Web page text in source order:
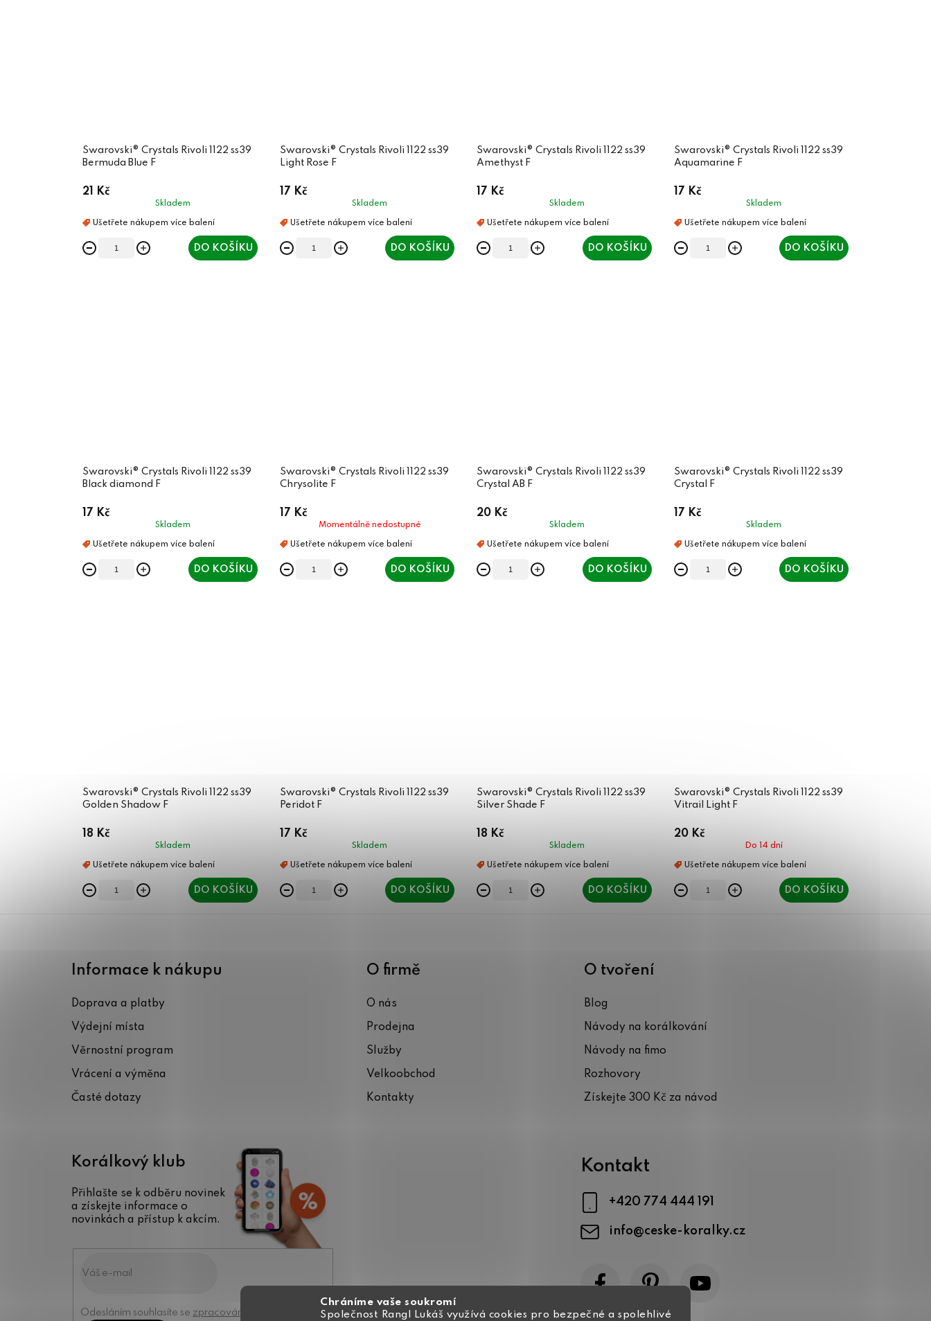
Chráníme vaše soukromí
Společnost Rangl Lukáš využívá cookies pro bezpečné a spolehlivé
Swarovski® Crystals Rivoli 1122 ss39
Bermuda Blue F
21 Kč
Skladem
DO KOŠÍKU
Swarovski® Crystals Rivoli 1122 ss39
Light Rose F
17 Kč
Skladem
DO KOŠÍKU
Swarovski® Crystals Rivoli 1122 ss39
Amethyst F
17 Kč
Skladem
DO KOŠÍKU
Swarovski® Crystals Rivoli 1122 ss39
Aquamarine F
17 Kč
Skladem
DO KOŠÍKU
Swarovski® Crystals Rivoli 1122 ss39
Black diamond F
17 Kč
Skladem
DO KOŠÍKU
Swarovski® Crystals Rivoli 1122 ss39
Chrysolite F
17 Kč
Momentálně nedostupné
DO KOŠÍKU
Swarovski® Crystals Rivoli 1122 ss39
Crystal AB F
20 Kč
Skladem
DO KOŠÍKU
Swarovski® Crystals Rivoli 1122 ss39
Crystal F
17 Kč
Skladem
DO KOŠÍKU
Swarovski® Crystals Rivoli 1122 ss39
Golden Shadow F
18 Kč
Skladem
DO KOŠÍKU
Swarovski® Crystals Rivoli 1122 ss39
Peridot F
17 Kč
Skladem
DO KOŠÍKU
Swarovski® Crystals Rivoli 1122 ss39
Silver Shade F
18 Kč
Skladem
DO KOŠÍKU
Swarovski® Crystals Rivoli 1122 ss39
Vitrail Light F
20 Kč
Do 14 dní
DO KOŠÍKU
Informace k nákupu
Doprava a platby
Výdejní místa
Věrnostní program
Vrácení a výměna
Časté dotazy
O firmě
O nás
Prodejna
Služby
Velkoobchod
Kontakty
O tvoření
Blog
Návody na korálkování
Návody na fimo
Rozhovory
Získejte 300 Kč za návod
Korálkový klub
Přihlašte se k odběru novinek
a získejte informace o
novinkách a přístup k akcím.
Odesláním souhlasíte se zpracováním osobních údajů
Kontakt
info@ceske-koralky.cz
+420 774 444 191